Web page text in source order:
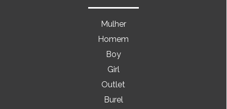
Mulher
Homem
Boy
Girl
Outlet
Burel